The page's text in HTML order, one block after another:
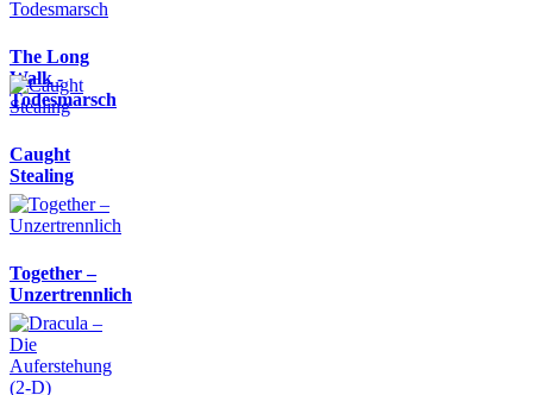
The Long
Walk -
Todesmarsch
Caught
Stealing
Together –
Unzertrennlich